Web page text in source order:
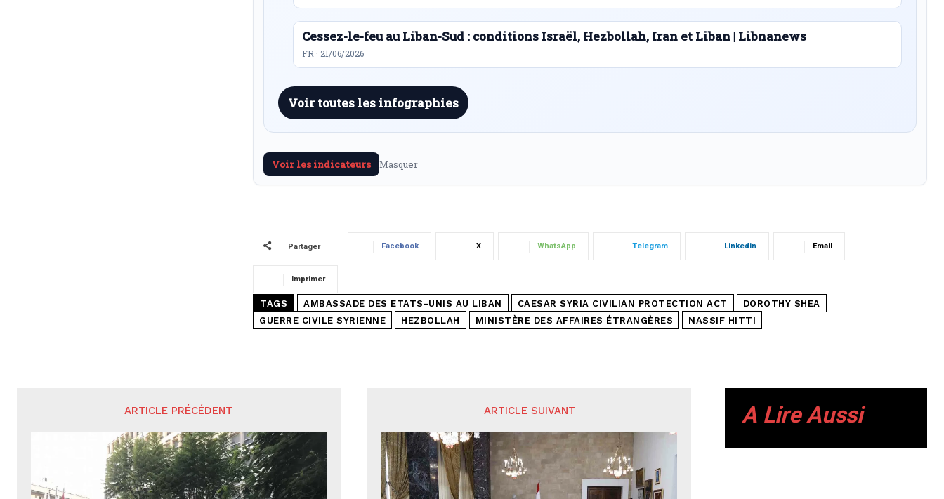
Cessez-le-feu au Liban-Sud : conditions Israël, Hezbollah, Iran et Liban | Libnanews
FR · 21/06/2026
Voir toutes les infographies
Voir les indicateurs Masquer
Partager Facebook X WhatsApp Telegram Linkedin Email
Imprimer
TAGS AMBASSADE DES ETATS-UNIS AU LIBAN CAESAR SYRIA CIVILIAN PROTECTION ACT
DOROTHY SHEA
GUERRE CIVILE SYRIENNE
HEZBOLLAH MINISTÈRE DES AFFAIRES ÉTRANGÈRES NASSIF HITTI
ARTICLE PRÉCÉDENT ARTICLE SUIVANT A Lire Aussi